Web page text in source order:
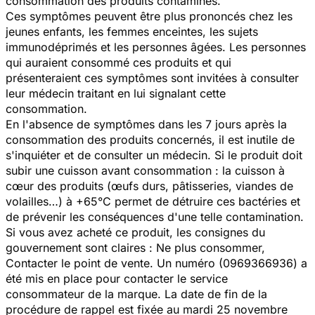
Ces symptômes peuvent être plus prononcés chez les
jeunes enfants, les femmes enceintes, les sujets
immunodéprimés et les personnes âgées. Les personnes
qui auraient consommé ces produits et qui
présenteraient ces symptômes sont invitées à consulter
leur médecin traitant en lui signalant cette
consommation.
En l'absence de symptômes dans les 7 jours après la
consommation des produits concernés, il est inutile de
s'inquiéter et de consulter un médecin. Si le produit doit
subir une cuisson avant consommation : la cuisson à
cœur des produits (œufs durs, pâtisseries, viandes de
volailles…) à +65°C permet de détruire ces bactéries et
de prévenir les conséquences d'une telle contamination.
Si vous avez acheté ce produit, les consignes du
gouvernement sont claires : Ne plus consommer,
Contacter le point de vente. Un numéro (0969366936) a
été mis en place pour contacter le service
consommateur de la marque. La date de fin de la
procédure de rappel est fixée au mardi 25 novembre